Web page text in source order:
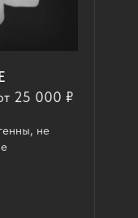
25 000 ₽
не